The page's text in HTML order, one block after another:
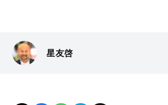
星友啓